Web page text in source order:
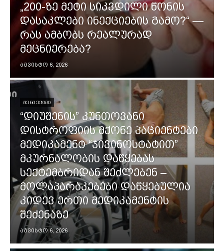
„200-ზე მეტი სიკვდილი წონის
დასაკლები ინექციების გამო?“ —
რას ამბობს რეალურად
მეცნიერება?
აგვისტო 6, 2026
ᲨᲔᲜᲘ ᲔᲥᲘᲛᲘ
“დიუშენის” კუნთოვანი
დისტროფიის მქონე პაციენტები
მედიკამენტ “ჯივინოსტატით”
მკურნალობის დაწყებას
სექტემბრიდან შეძლებენ –
მოლაპარაკებები დაწყებულია
კიდევ ერთი მედიკამენტის
შეძენაზე
აგვისტო 6, 2026